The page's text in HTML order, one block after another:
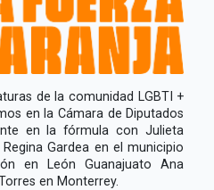
de la comunidad LGBTI +
en la Cámara de Diputados
en la fórmula con Julieta
Gardea en el municipio
en León Guanajuato Ana
en Monterrey.